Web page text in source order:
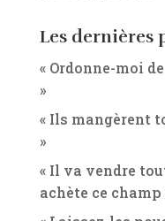
Les dernières
« Ordonne-moi
»
« Ils mangèrent
»
« Il va vendre
achète ce champ